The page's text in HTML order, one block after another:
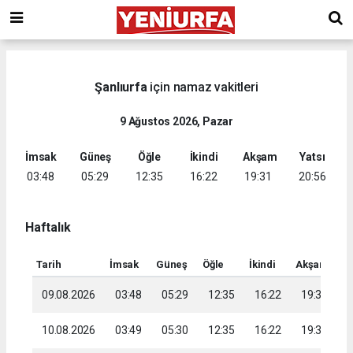
Şanlıurfa için namaz vakitleri
9 Ağustos 2026, Pazar
İmsak
03:48
Güneş
05:29
Öğle
12:35
İkindi
16:22
Akşam
19:31
Yatsı
20:56
Haftalık
Tarih İmsak Güneş Öğle İkindi Akşam
09.08.2026 03:48 05:29 12:35 16:22 19:31
10.08.2026 03:49 05:30 12:35 16:22 19:30